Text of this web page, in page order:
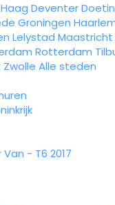
Deventer
Groningen
Lelystad Maastricht
Rotterdam
Zwolle Alle steden
- T6 2017